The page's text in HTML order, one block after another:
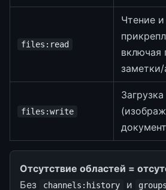
files:read
Чтение
включая
заметки/
files:write
Отсутствие областей =
Без
channels:history и